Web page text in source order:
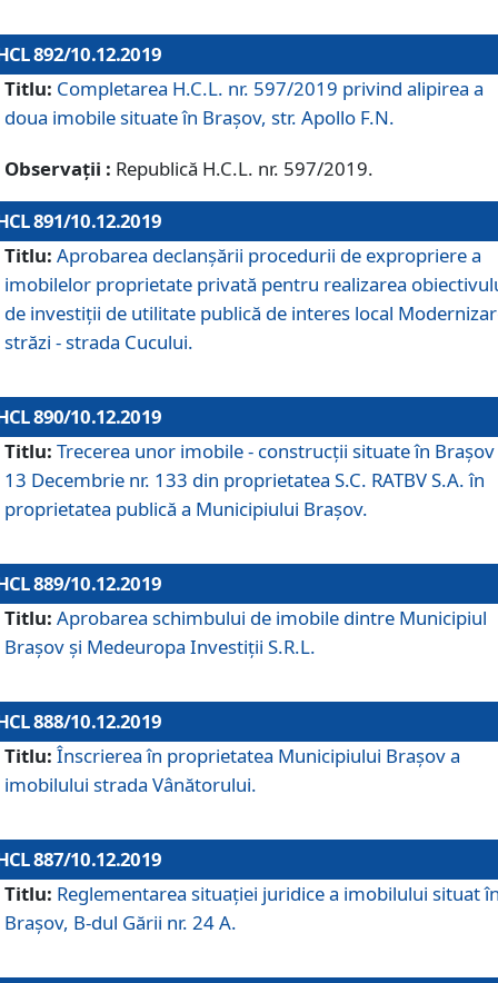
892/10.12.2019
Titlu: Completarea H.C.L. nr. 597/2019 privind alipirea a
doua imobile situate în Brașov, str. Apollo F.N.
Observații : Republică H.C.L. nr. 597/2019.
891/10.12.2019
Titlu: Aprobarea declanșării procedurii de expropriere a
imobilelor proprietate privată pentru realizarea
de investiții de utilitate publică de interes local
străzi - strada Cucului.
890/10.12.2019
Titlu: Trecerea unor imobile - construcții situate în Brașov
13 Decembrie nr. 133 din proprietatea S.C. RATBV S.A. în
proprietatea publică a Municipiului Brașov.
889/10.12.2019
Titlu: Aprobarea schimbului de imobile dintre Municipiul
Brașov și Medeuropa Investiții S.R.L.
888/10.12.2019
Titlu: Înscrierea în proprietatea Municipiului Braşov a
imobilului strada Vânătorului.
887/10.12.2019
Titlu: Reglementarea situației juridice a imobilului situat
Brașov, B-dul Gării nr. 24 A.